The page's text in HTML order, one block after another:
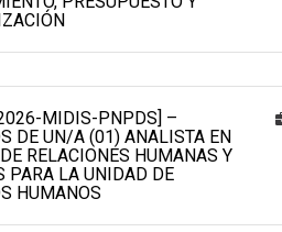
MIDIS-PNPDS] –
DE UN/A (01) ANALISTA EN
RELACIONES HUMANAS Y
PARA LA UNIDAD DE
HUMANOS